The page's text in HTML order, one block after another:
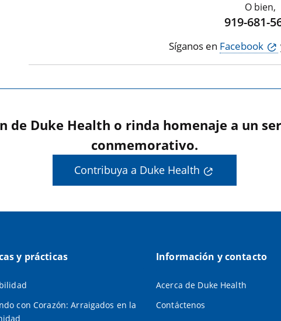
O bien,
919-681-
Síganos en Facebook
de Duke Health o rinda homenaje a un
conmemorativo.
Contribuya a Duke Health
y prácticas
con Corazón: Arraigados en la
Información y contacto
Acerca de Duke Health
Contáctenos